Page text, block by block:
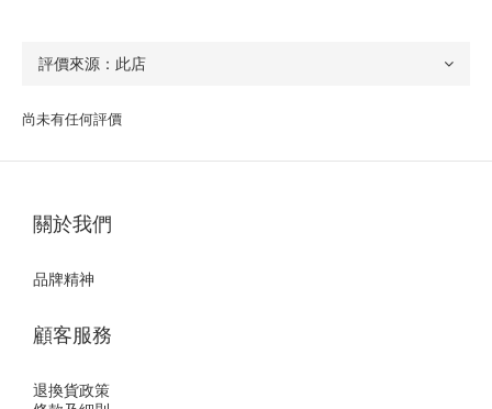
尚未有任何評價
關於我們
品牌精神
顧客服務
退換貨政策